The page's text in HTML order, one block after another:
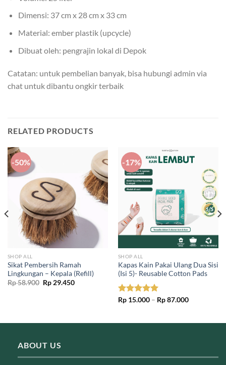
Dimensi: 37 cm x 28 cm x 33 cm
Material: ember plastik (upcycle)
Dibuat oleh: pengrajin lokal di Depok
Catatan: untuk pembelian banyak, bisa hubungi admin via
chat untuk dibantu ongkir terbaik
RELATED PRODUCTS
-50%
SHOP ALL
Sikat Pembersih Ramah
Lingkungan – Kepala (Refill)
Rp58.900 Original
price
Rp29.450Current
-17%
SHOP ALL
Kapas Kain Pakai Ulang Dua Sisi
(Isi 5)- Reusable Cotton Pads
Rated5.00
Rp15.000 – Rp87.000Price
Rp 87.000
ABOUT US